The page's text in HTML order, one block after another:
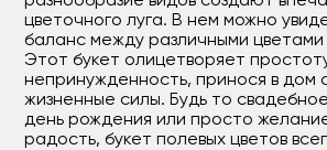
цветочного луга. В нем можно
баланс между различными цветами
Этот букет олицетворяет
непринужденность, принося в дом
жизненные силы. Будь то
день рождения или просто
радость, букет полевых цветов